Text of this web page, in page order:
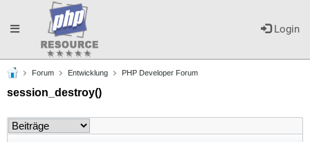
Login
Toggle
navigation
Forum Entwicklung PHP Developer Forum
session_destroy()